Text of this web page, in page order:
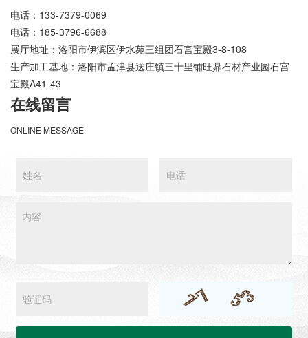
电话：133-7379-0069
电话：185-3796-6688
展厅地址：洛阳市伊滨区伊水苑三组团石宫宝殿3-8-108
生产加工基地：洛阳市孟津县送庄镇三十里铺旺鼎石材产业园石宫
宝殿A41-43
在线留言
ONLINE MESSAGE